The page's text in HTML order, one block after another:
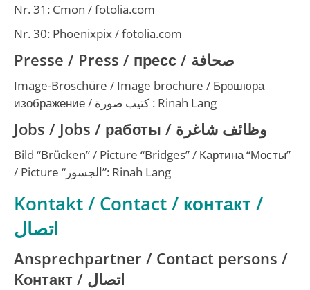
Nr. 31: Cmon / fotolia.com
Nr. 30: Phoenixpix / fotolia.com
Presse / Press / пресс / صحافة
Image-Broschüre / Image brochure / Брошюра
изображение/ كتيب صورة : Rinah Lang
Jobs / Jobs / работы / وظائف شاغرة
Bild “Brücken” / Picture “Bridges”/ Картина “Мосты”
/
Picture “الجسور”: Rinah Lang
Kontakt / Contact / контакт /
اتصال
Ansprechpartner / Contact persons /
Kонтакт / اتصال